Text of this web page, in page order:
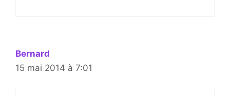
Bernard
15 mai 2014 à 7:01